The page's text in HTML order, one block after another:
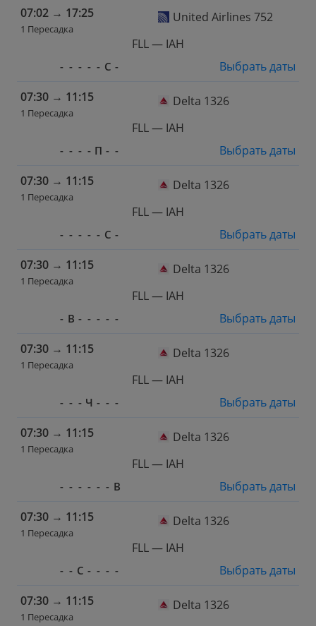
07:02 → 17:25
1 Пересадка
United Airlines 752
FLL — IAH
- - - - - С -
Выбрать даты
07:30 → 11:15
1 Пересадка
Delta 1326
FLL — IAH
- - - - П - -
Выбрать даты
07:30 → 11:15
1 Пересадка
Delta 1326
FLL — IAH
- - - - - С -
Выбрать даты
07:30 → 11:15
1 Пересадка
Delta 1326
FLL — IAH
- В - - - - -
Выбрать даты
07:30 → 11:15
1 Пересадка
Delta 1326
FLL — IAH
- - - Ч - - -
Выбрать даты
07:30 → 11:15
1 Пересадка
Delta 1326
FLL — IAH
- - - - - - В
Выбрать даты
07:30 → 11:15
1 Пересадка
Delta 1326
FLL — IAH
- - С - - - -
Выбрать даты
07:30 → 11:15
1 Пересадка
Delta 1326